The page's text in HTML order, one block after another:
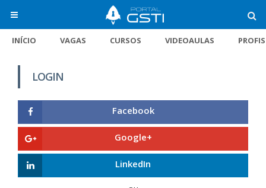
INÍCIO VAGAS CURSOS VIDEOAULAS
LOGIN
Facebook
Google+
LinkedIn